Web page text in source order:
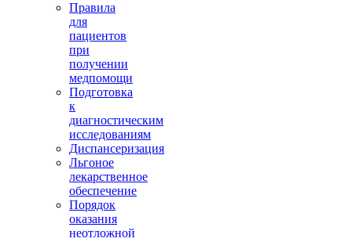
Правила
для
пациентов
при
получении
медпомощи
Подготовка
к
диагностическим
исследованиям
Диспансеризация
Льгоное
лекарственное
обеспечение
Порядок
оказания
неотложной